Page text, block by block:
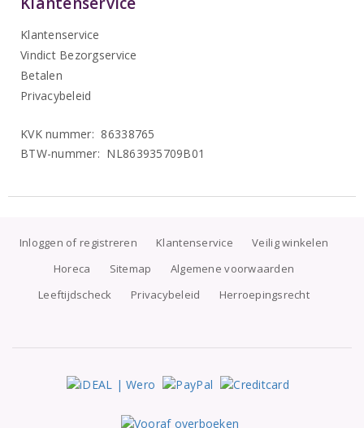
Klantenservice
Vindict Bezorgservice
Betalen
Privacybeleid
KVK nummer: 86338765
BTW-nummer: NL863935709B01
Inloggen of registreren Klantenservice
Veilig winkelen
Horeca
Sitemap
Algemene voorwaarden
Leeftijdscheck
Privacybeleid Herroepingsrecht